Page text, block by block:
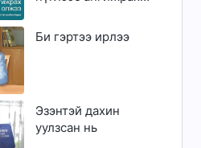
Би гэртээ ирлээ
Эзэнтэй дахин
уулзсан нь